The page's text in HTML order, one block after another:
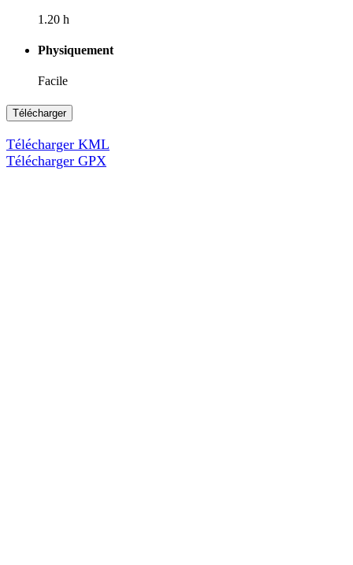
1.20 h
Physiquement
Facile
Télécharger
Télécharger KML
Télécharger GPX